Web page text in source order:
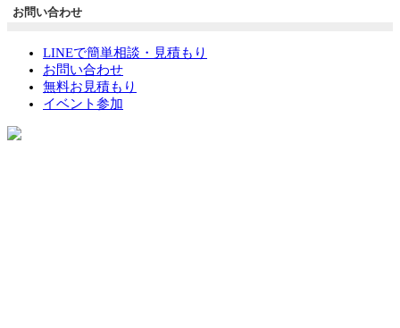
お問い合わせ
LINEで簡単相談・見積もり
お問い合わせ
無料お見積もり
イベント参加